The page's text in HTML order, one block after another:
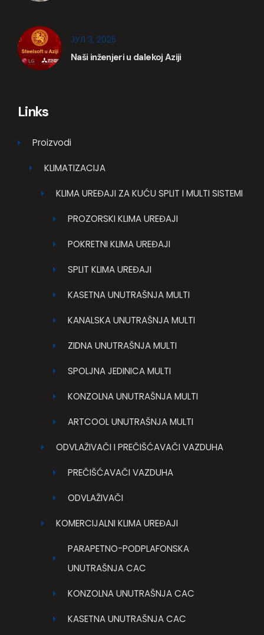
ЈУЛ 3, 2025
Naši inženjeri u dalekoj Aziji
Links
Proizvodi
KLIMATIZACIJA
KLIMA UREĐAJI ZA KUĆU SPLIT I MULTI SISTEMI
PROZORSKI KLIMA UREĐAJI
POKRETNI KLIMA UREĐAJI
SPLIT KLIMA UREĐAJI
KASETNA UNUTRAŠNJA MULTI
KANALSKA UNUTRAŠNJA MULTI
ZIDNA UNUTRAŠNJA MULTI
SPOLJNA JEDINICA MULTI
KONZOLNA UNUTRAŠNJA MULTI
ARTCOOL UNUTRAŠNJA MULTI
ODVLAŽIVAČI I PREČIŠĆAVAČI VAZDUHA
PREČIŠĆAVAČI VAZDUHA
ODVLAŽIVAČI
KOMERCIJALNI KLIMA UREĐAJI
PARAPETNO-PODPLAFONSKA
UNUTRAŠNJA CAC
KONZOLNA UNUTRAŠNJA CAC
KASETNA UNUTRAŠNJA CAC